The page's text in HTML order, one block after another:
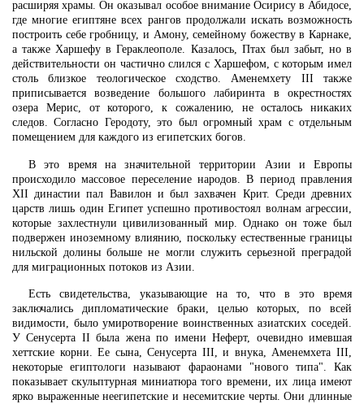
расширяя храмы. Он оказывал особое внимание Осирису в Абидосе,
где многие египтяне всех рангов продолжали искать возможность
построить себе гробницу, и Амону, семейному божеству в Карнаке,
а также Харшефу в Гераклеополе. Казалось, Птах был забыт, но в
действительности он частично слился с Харшефом, с которым имел
столь близкое теологическое сходство. Аменемхету III также
приписывается возведение большого лабиринта в окрестностях
озера Мерис, от которого, к сожалению, не осталось никаких
следов. Согласно Геродоту, это был огромный храм с отдельным
помещением для каждого из египетских богов.
В это время на значительной территории Азии и Европы
происходило массовое переселение народов. В период правления
XII династии пал Вавилон и был захвачен Крит. Среди древних
царств лишь один Египет успешно противостоял волнам агрессии,
которые захлестнули цивилизованный мир. Однако он тоже был
подвержен иноземному влиянию, поскольку естественные границы
нильской долины больше не могли служить серьезной преградой
для миграционных потоков из Азии.
Есть свидетельства, указывающие на то, что в это время
заключались дипломатические браки, целью которых, по всей
видимости, было умиротворение воинственных азиатских соседей.
У Сенусерта II была жена по имени Неферт, очевидно имевшая
хеттские корни. Ее сына, Сенусерта III, и внука, Аменемхета III,
некоторые египтологи называют фараонами "нового типа". Как
показывает скульптурная миниатюра того времени, их лица имеют
ярко выраженные неегипетские и несемитские черты. Они длинные